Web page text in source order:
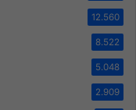
12.560
8.522
5.048
2.909